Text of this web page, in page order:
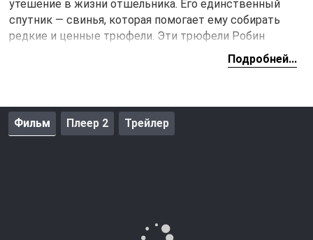
утешение в жизни отшельника. Его единственный
спутник — свинья, которая помогает ему собирать
редкие и ценные трюфели. Эти трюфели Робин
продаёт Амирам, который снабжает рестораны
двое неизвестных преступников. Они жестоко
избивают мужчину, оставив его без сознания крадут
своего прошлого. Его путь проходит через старые
Подробней...
Фильм Плеер 2 Трейлер